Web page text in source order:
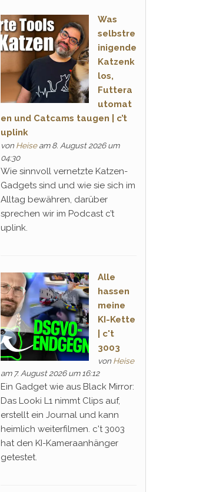
Was
selbstre
inigende
Katzenk
los,
Futtera
utomat
en und Catcams taugen | c’t
uplink
vonHeiseam 8. August 2026 um
04:30
Wie sinnvoll vernetzte Katzen-
Gadgets sind und wie sie sich im
Alltag bewähren, darüber
sprechen wir im Podcast c’t
uplink.
Alle
hassen
meine
KI-Kette
| c't
3003
vonHeise
am 7. August 2026 um 16:12
Ein Gadget wie aus Black Mirror:
Das Looki L1 nimmt Clips auf,
erstellt ein Journal und kann
heimlich weiterfilmen. c't 3003
hat den KI-Kameraanhänger
getestet.